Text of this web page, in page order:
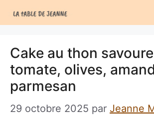
au
Cake au thon
tomate, olives,
parmesan
29 octobre 2025 par Jeanne